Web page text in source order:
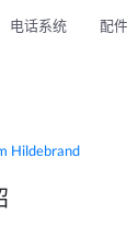
电话系统 配件
Hildebrand